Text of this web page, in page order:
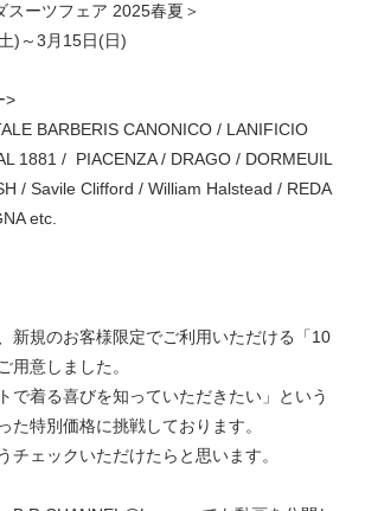
スーツフェア 2025春夏＞
)～3月15日(日)
>
BARBERIS CANONICO / LANIFICIO
1881 / PIACENZA / DRAGO / DORMEUIL
/ Savile Clifford / William Halstead / REDA
etc.
新規のお客様限定でご利用いただける「10
用意しました。
で着る喜びを知っていただきたい」という
た特別価格に挑戦しております。
チェックいただけたらと思います。